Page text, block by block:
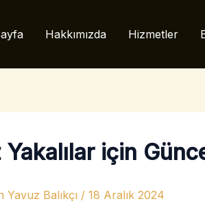
Hakkımızda Hizmetler
Yakalılar için
Yavuz Balıkçı / 18 Aralık 2024